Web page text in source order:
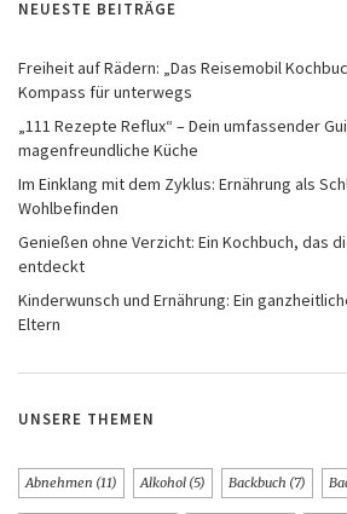
NEUESTE BEITRÄGE
Freiheit auf Rädern: „Das Reisemobil
Kompass für unterwegs
„111 Rezepte Reflux“ – Dein umfassender
magenfreundliche Küche
Im Einklang mit dem Zyklus: Ernährung als
Wohlbefinden
Genießen ohne Verzicht: Ein Kochbuch, das
entdeckt
Kinderwunsch und Ernährung: Ein
Eltern
UNSERE THEMEN
Abnehmen (11) Alkohol (5) Backbuch (7)